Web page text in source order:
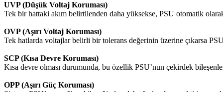
UVP (Düşük Voltaj Koruması)
Tek bir hattaki akım belirtilenden daha yüksekse, PSU otomatik
OVP (Aşırı Voltaj Koruması)
Tek hatlarda voltajlar belirli bir tolerans değerinin üzerine çıkarsa
SCP (Kısa Devre Koruması)
Kısa devre olması durumunda, bu özellik PSU’nun çekirdek
OPP (Aşırı Güç Koruması)